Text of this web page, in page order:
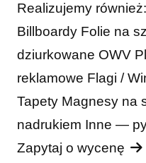
Realizujemy również:
Billboardy Folie na
dziurkowane OWV
reklamowe Flagi /
Tapety Magnesy na
nadrukiem Inne —
Zapytaj o wycenę